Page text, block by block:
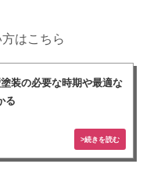
はこちら
装の必要な時期や最適な
る